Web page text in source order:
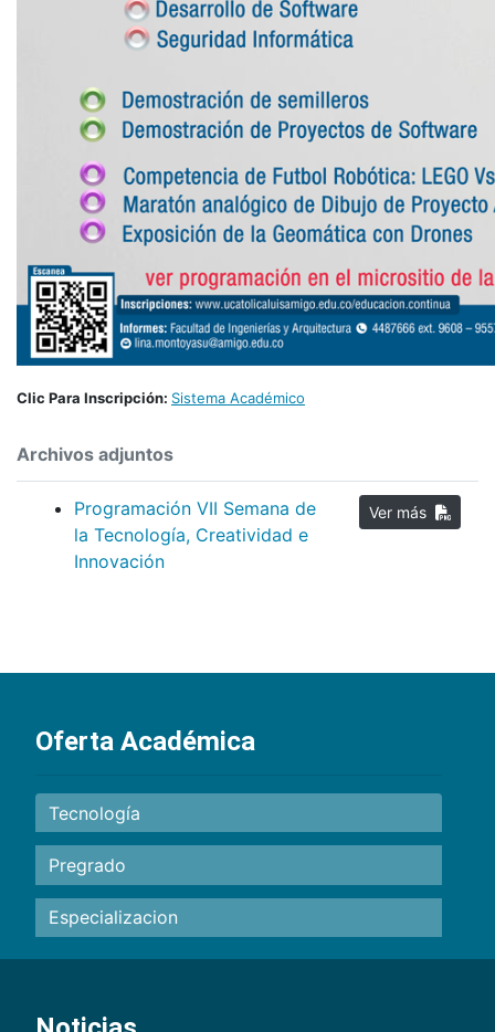
Clic Para Inscripción: Sistema Académico
Archivos adjuntos
Programación VII Semana de
la Tecnología, Creatividad e
Innovación
Oferta Académica
Tecnología
Pregrado
Especializacion